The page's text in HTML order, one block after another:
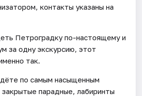
контакты указаны на
Петроградку по-настоящему и
за одну экскурсию, этот
так.
по самым насыщенным
закрытые парадные, лабиринты